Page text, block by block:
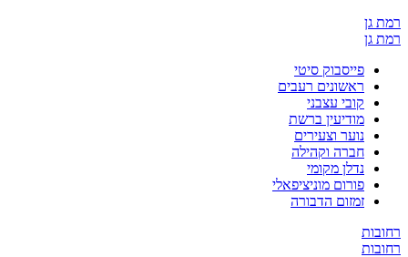
גן
גן
פייסבוק סיטי
ראשונים רעבים
קובי עצבני
מודיעין ברשת
נוער וצעירים
חברה וקהילה
נדלן מקומי
פורום מוניציפאלי
זמזום הדבורה